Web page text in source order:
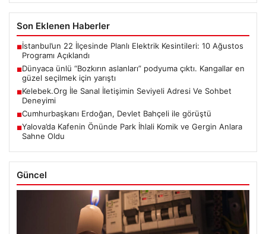
Son Eklenen Haberler
■İstanbul’un 22 İlçesinde Planlı Elektrik Kesintileri: 10 Ağustos
Programı Açıklandı
■Dünyaca ünlü “Bozkırın aslanları” podyuma çıktı. Kangallar en
güzel seçilmek için yarıştı
■Kelebek.Org İle Sanal İletişimin Seviyeli Adresi Ve Sohbet
Deneyimi
■Cumhurbaşkanı Erdoğan, Devlet Bahçeli ile görüştü
■Yalova’da Kafenin Önünde Park İhlali Komik ve Gergin Anlara
Sahne Oldu
Güncel